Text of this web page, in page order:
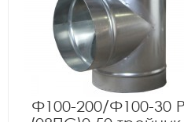
Ф100-200/Ф100-30